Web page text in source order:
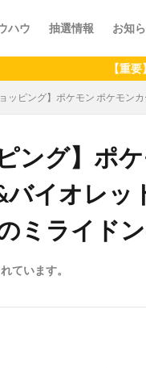
ハウ 抽選情報 お知
【重要】アプリ
ョッピング】ポケモン ポケモン
ング】ポ
イオレッ
ミライド
ています。